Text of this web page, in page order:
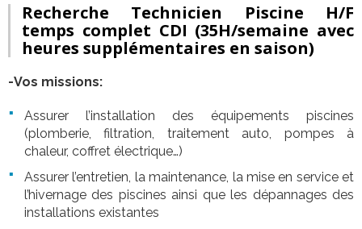
Recherche Technicien Piscine H/F
temps complet CDI (35H/semaine avec
heures supplémentaires en saison)
-Vos missions:
Assurer l’installation des équipements piscines
(plomberie, filtration, traitement auto, pompes à
chaleur, coffret électrique…)
Assurer l’entretien, la maintenance, la mise en service et
l’hivernage des piscines ainsi que les dépannages des
installations existantes